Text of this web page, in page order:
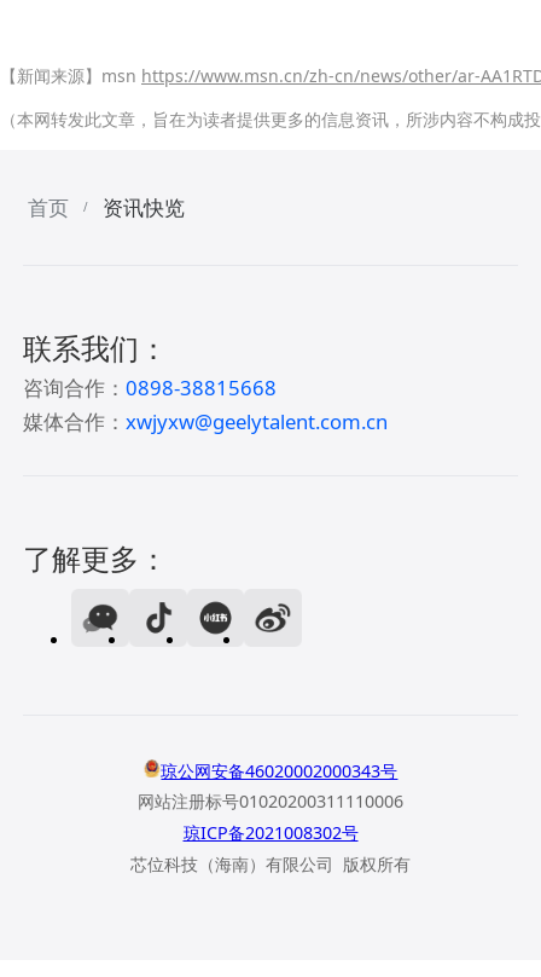
【新闻来源】msn https://www.msn.cn/zh-cn/news/other/ar-
（本网转发此文章，旨在为读者提供更多的信息资讯，所涉内容不构
首页 / 资讯快览
联系我们：
咨询合作：0898-38815668
媒体合作：xwjyxw@geelytalent.com.cn
了解更多：
琼公网安备46020002000343号
网站注册标号01020200311110006
琼ICP备2021008302号
芯位科技（海南）有限公司 版权所有